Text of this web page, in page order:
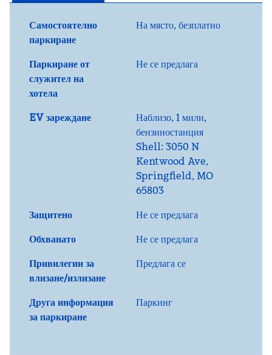
Самостоятелно
паркиране
На място, безплатно
Паркиране от
служител на
хотела
Не се предлага
EV зареждане Наблизо, 1 мили,
бензиностанция
Shell: 3050 N
Kentwood Ave,
Springfield, MO
65803
Защитено
Не се предлага
Обхванато
Не се предлага
Привилегии за
влизане/излизане
Предлага се
Друга информация
за паркиране
Паркинг